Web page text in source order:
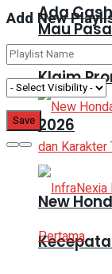
Ada
New
Mau
Klaim
2026
Add New